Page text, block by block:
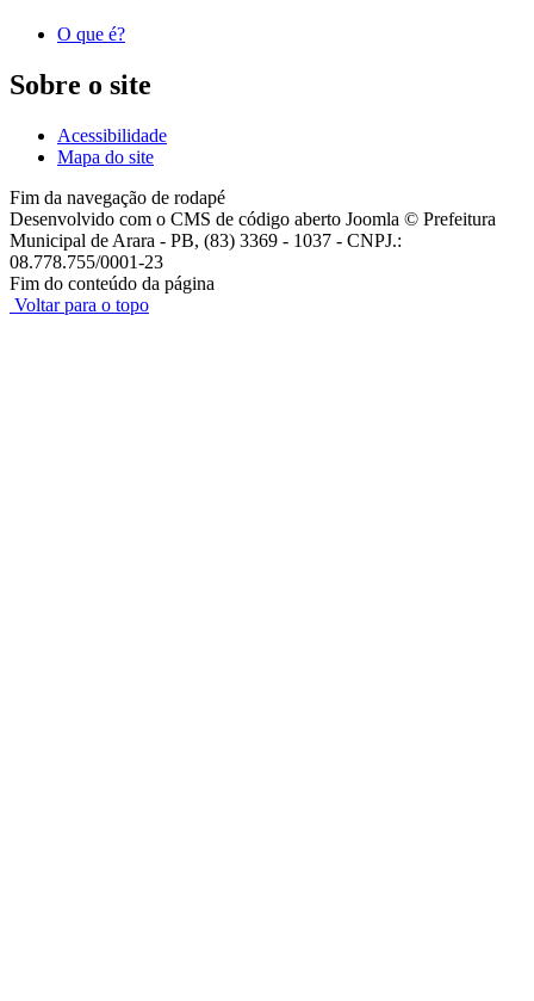
O que é?
Sobre o site
Acessibilidade
Mapa do site
Fim da navegação de rodapé
Desenvolvido com o CMS de código aberto Joomla © Prefeitura
Municipal de Arara - PB, (83) 3369 - 1037 - CNPJ.:
08.778.755/0001-23
Fim do conteúdo da página
Voltar para o topo